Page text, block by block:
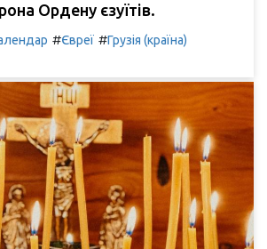
Ордену єзуїтів.
#Євреї #Грузія (країна)